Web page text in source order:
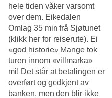
hele tiden våker varsomt
over dem. Eikedalen
Omlag 35 min frå Sjøtunet
(klikk her for reiserute). Ei
«god historie» Mange tok
turen innom «villmarka»
mi! Det står at betalingen er
overført og godkjent av
banken, men den blir ikke